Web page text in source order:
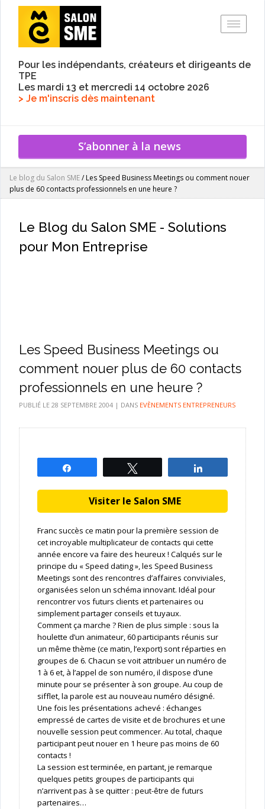
Pour les indépendants, créateurs et dirigeants de
TPE
Les mardi 13 et mercredi 14 octobre 2026
> Je m'inscris dès maintenant
S’abonner à la news
Le blog du Salon SME/Les Speed Business Meetings ou comment nouer
plus de 60 contacts professionnels en une heure ?
Le Blog du Salon SME - Solutions
pour Mon Entreprise
Les Speed Business Meetings ou
comment nouer plus de 60 contacts
professionnels en une heure ?
PUBLIÉ LE 28 SEPTEMBRE 2004| DANS EVÈNEMENTS ENTREPRENEURS
Visiter le Salon SME
Franc succès ce matin pour la première session de
cet incroyable multiplicateur de contacts qui cette
année encore va faire des heureux ! Calqués sur le
principe du « Speed dating », les Speed Business
Meetings sont des rencontres d’affaires conviviales,
organisées selon un schéma innovant. Idéal pour
rencontrer vos futurs clients et partenaires ou
simplement partager conseils et tuyaux.
Comment ça marche ? Rien de plus simple : sous la
houlette d’un animateur, 60 participants réunis sur
un même thème (ce matin, l’export) sont réparties en
groupes de 6. Chacun se voit attribuer un numéro de
1 à 6 et, à l’appel de son numéro, il dispose d’une
minute pour se présenter à son groupe. Au coup de
sifflet, la parole est au nouveau numéro désigné.
Une fois les présentations achevé : échanges
empressé de cartes de visite et de brochures et une
nouvelle session peut commencer. Au total, chaque
participant peut nouer en 1 heure pas moins de 60
contacts !
La session est terminée, en partant, je remarque
quelques petits groupes de participants qui
n’arrivent pas à se quitter : peut-être de futurs
partenaires…